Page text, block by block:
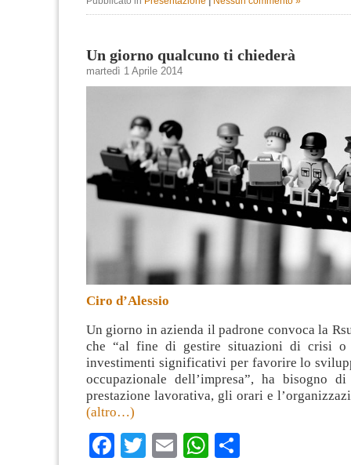
Un giorno qualcuno ti chiederà
martedì 1 Aprile 2014
Ciro d’Alessio
Un giorno in azienda il padrone convoca la
che “al fine di gestire situazioni di crisi o
investimenti significativi per favorire lo
occupazionale dell’impresa”, ha bisogno
prestazione lavorativa, gli orari e
(altro…)
Facebook
TwitterEmailWhatsApp